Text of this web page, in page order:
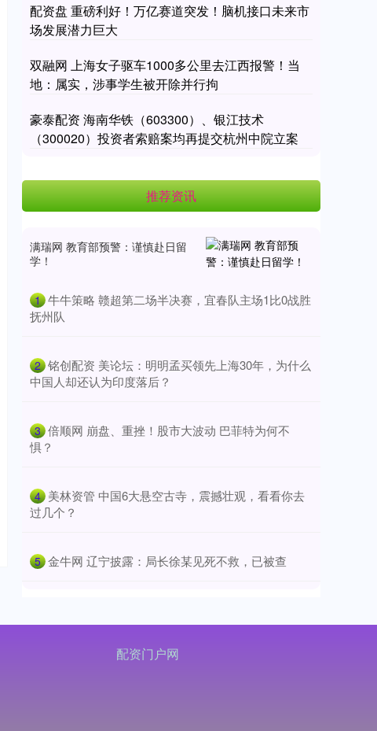
配资盘 重磅利好！万亿赛道突发！脑机接口未来市
场发展潜力巨大
双融网 上海女子驱车1000多公里去江西报警！当
地：属实，涉事学生被开除并行拘
豪泰配资 海南华铁（603300）、银江技术
（300020）投资者索赔案均再提交杭州中院立案
推荐资讯
满瑞网 教育部预警：谨慎赴日留
学！
1 ​牛牛策略 赣超第二场半决赛，宜春队主场1比0战胜
抚州队
2 ​铭创配资 美论坛：明明孟买领先上海30年，为什么
中国人却还认为印度落后？
3 ​倍顺网 崩盘、重挫！股市大波动 巴菲特为何不
惧？
4 ​美林资管 中国6大悬空古寺，震撼壮观，看看你去
过几个？
5 ​金牛网 辽宁披露：局长徐某见死不救，已被查
配资门户网